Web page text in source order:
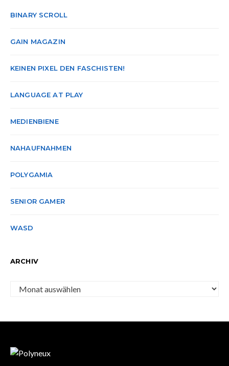
BINARY SCROLL
GAIN MAGAZIN
KEINEN PIXEL DEN FASCHISTEN!
LANGUAGE AT PLAY
MEDIENBIENE
NAHAUFNAHMEN
POLYGAMIA
SENIOR GAMER
WASD
ARCHIV
Archiv